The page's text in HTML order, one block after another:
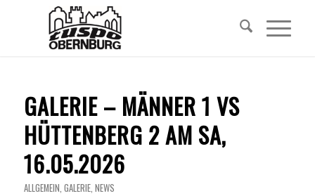
GALERIE – MÄNNER 1 VS
HÜTTENBERG 2 AM SA,
16.05.2026
ALLGEMEIN, GALERIE, NEWS